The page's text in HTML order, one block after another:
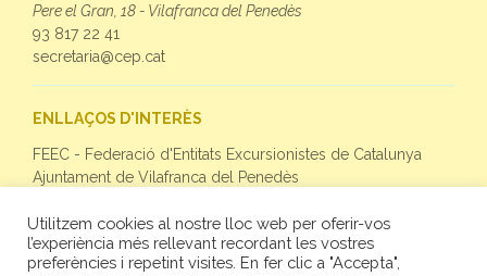
Pere el Gran, 18 - Vilafranca del Penedès
93 817 22 41
secretaria@cep.cat
ENLLAÇOS D'INTERÈS
FEEC - Federació d'Entitats Excursionistes de Catalunya
Ajuntament de Vilafranca del Penedès
SEGUEIX-NOS
Utilitzem cookies al nostre lloc web per oferir-vos
l’experiència més rellevant recordant les vostres
preferències i repetint visites. En fer clic a "Accepta",